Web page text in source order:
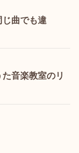
曲でも違
音楽教室のリ